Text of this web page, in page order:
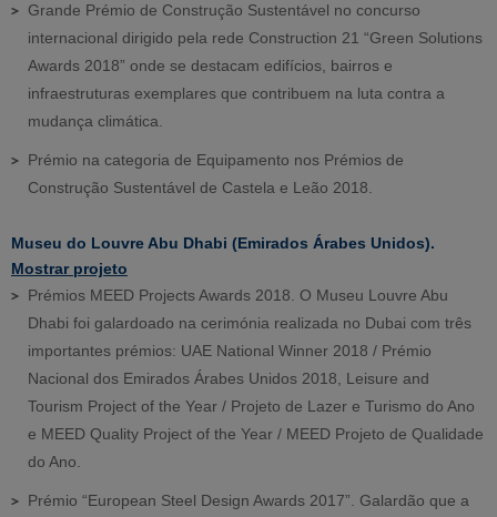
Grande Prémio de Construção Sustentável no concurso
internacional dirigido pela rede Construction 21 “Green Solutions
Awards 2018” onde se destacam edifícios, bairros e
infraestruturas exemplares que contribuem na luta contra a
mudança climática.
Prémio na categoria de Equipamento nos Prémios de
Construção Sustentável de Castela e Leão 2018.
Museu do Louvre Abu Dhabi (Emirados Árabes Unidos).
Mostrar projeto
Prémios MEED Projects Awards 2018. O Museu Louvre Abu
Dhabi foi galardoado na cerimónia realizada no Dubai com três
importantes prémios: UAE National Winner 2018 / Prémio
Nacional dos Emirados Árabes Unidos 2018, Leisure and
Tourism Project of the Year / Projeto de Lazer e Turismo do Ano
e MEED Quality Project of the Year / MEED Projeto de Qualidade
do Ano.
Prémio “European Steel Design Awards 2017”. Galardão que a